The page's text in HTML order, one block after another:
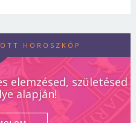
HOROSZKÓP
elemzésed, születésed
alapján!